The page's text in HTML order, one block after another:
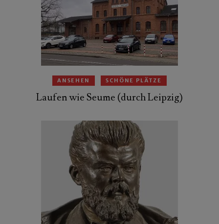
ANSEHEN SCHÖNE PLÄTZE
Laufen wie Seume (durch Leipzig)